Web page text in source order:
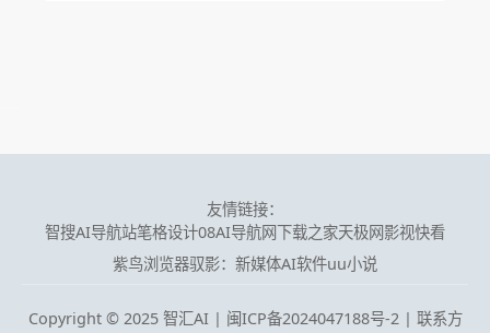
友情链接：
智搜AI导航站笔格设计08AI导航网下载之家天极网影视快看
紫鸟浏览器驭影：新媒体AI软件uu小说
Copyright © 2025 智汇AI | 闽ICP备2024047188号-2 | 联系方